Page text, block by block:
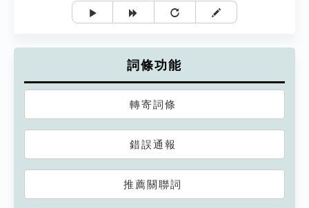
詞條功能
轉寄詞條
錯誤通報
推薦關聯詞